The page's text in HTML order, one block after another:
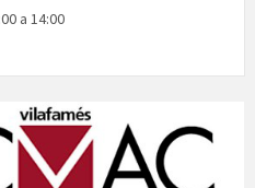
a 14:00